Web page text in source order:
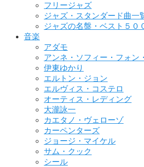
フリージャズ
ジャズ・スタンダード曲一
ジャズの名盤・ベスト５０
音楽
アダモ
アンネ・ソフィー・フォン
伊東ゆかり
エルトン・ジョン
エルヴィス・コステロ
オーティス・レディング
大瀧詠一
カエタノ・ヴェローゾ
カーペンターズ
ジョージ・マイケル
サム・クック
シール